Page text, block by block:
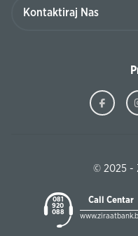
© 2025 -
081
920
088
Call Centar